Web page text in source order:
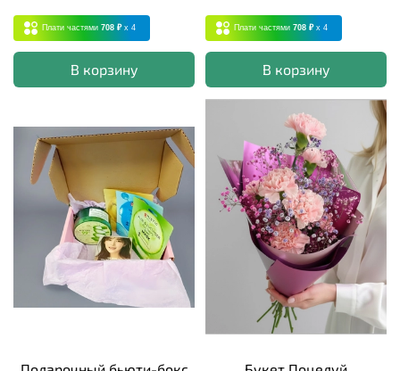
Плати частями 708 ₽ x 4
В корзину
Плати частями 708 ₽ x 4
В корзину